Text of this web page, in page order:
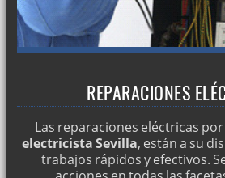
REPARACIONES
Las reparaciones eléctricas
electricista Sevilla, están a su
trabajos rápidos y efectivos.